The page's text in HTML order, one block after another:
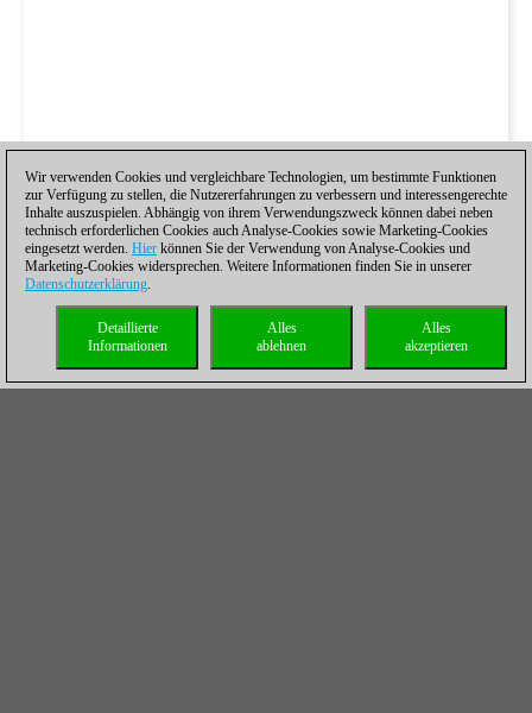
Wir verwenden Cookies und vergleichbare Technologien, um bestimmte Funktionen
zur Verfügung zu stellen, die Nutzererfahrungen zu verbessern und interessengerechte
Inhalte auszuspielen. Abhängig von ihrem Verwendungszweck können dabei neben
technisch erforderlichen Cookies auch Analyse-Cookies sowie Marketing-Cookies
eingesetzt werden. Hier können Sie der Verwendung von Analyse-Cookies und
Marketing-Cookies widersprechen. Weitere Informationen finden Sie in unserer
Datenschutzerklärung.
Alles
akzeptieren
Alles
ablehnen
Detaillierte
Informationen